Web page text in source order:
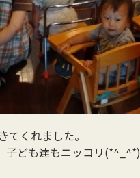
くれました。
子ども達もニッコリ(*^_^*)